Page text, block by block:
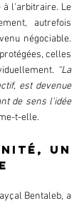
à l'arbitraire. Le
autrefois
négociable.
celles
“La
est devenue
de sens l'idée
t-elle.
un
Bentaleb, a